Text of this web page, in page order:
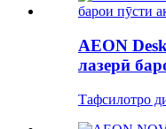
AEON
лазерӣ
Тафсилотро